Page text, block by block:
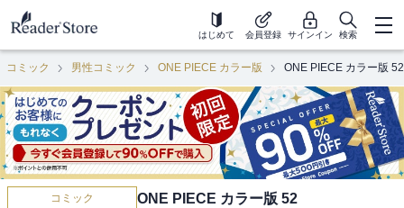
はじめて 会員登録 サインイン 検索
コミック 男性コミック ONE PIECE カラー版 ONE PIECE カラー版 52
コミック ONE PIECE カラー版 52